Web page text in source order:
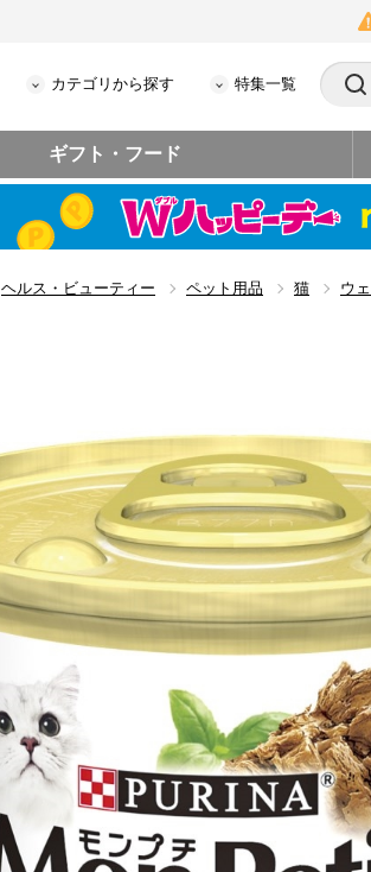
カテゴリから探す 特集一覧
ギフト・フード
ヘルス・ビューティー ペット用品 猫 ウ